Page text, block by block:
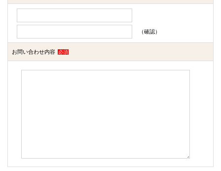
（確認）
お問い合わせ内容 必須